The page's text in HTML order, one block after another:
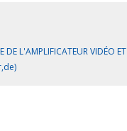
DE L'AMPLIFICATEUR VIDÉO ET